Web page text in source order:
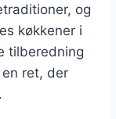
og
køkkener i
tilberedning
ret, der